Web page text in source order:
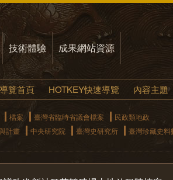
技術體驗 成果網站資源
覽首頁 HOTKEY快速導覽 內容主題
檔案 臺灣省臨時省議會檔案
民政類地政
計畫 中央研究院 臺灣史研究所 臺灣珍藏史